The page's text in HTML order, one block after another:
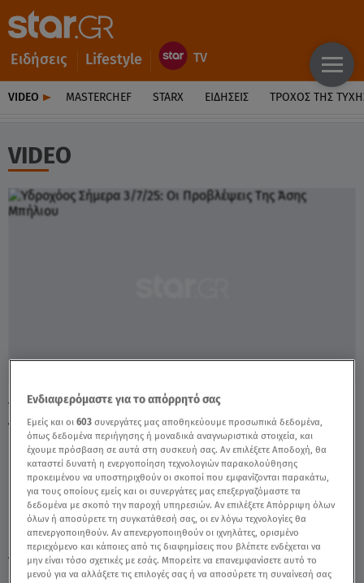
Ειδήσεις Lifestyle
VIDEO MASTERCHEF STARX ΕΙΔΉΣΕΙΣ ΤΡΟΧΌΣ ΤΗΣ
VIDEO
Υδροχόος Σήμερα 3/7/25: Οι Προβλέψεις
Της Άσης Μπήλιου - Video
TAGS: ΖΩΔΙΑ ΥΔΡΟΧΟΟΣ ΖΩΔΙΑ ΣΗΜΕΡΑ
Ενδιαφερόμαστε για το απόρρητό σας
Εμείς και οι603 συνεργάτες μας αποθηκεύουμε προσωπικά δεδομένα,
όπως δεδομένα περιήγησης ή μοναδικά αναγνωριστικά στοιχεία, και
έχουμε πρόσβαση σε αυτά στη συσκευή σας. Αν επιλέξετε Αποδοχή, θα
καταστεί δυνατή η ενεργοποίηση τεχνολογιών παρακολούθησης
προκειμένου να υποστηριχθούν οι σκοποί που εμφανίζονται παρακάτω,
για τους οποίους εμείς και οι συνεργάτες μας επεξεργαζόμαστε τα
δεδομένα με σκοπό την παροχή υπηρεσιών. Αν επιλέξετε Απόρριψη όλων
όλων ή αποσύρετε τη συγκατάθεσή σας, οι εν λόγω τεχνολογίες θα
απενεργοποιηθούν. Αν απενεργοποιηθούν οι ιχνηλάτες, ορισμένο
περιεχόμενο και κάποιες από τις διαφημίσεις που βλέπετε ενδέχεται να
μην είναι τόσο σχετικές με εσάς. Μπορείτε να επανεμφανίσετε αυτό το
μενού για να αλλάξετε τις επιλογές σας ή να αποσύρετε τη συναίνεσή σας